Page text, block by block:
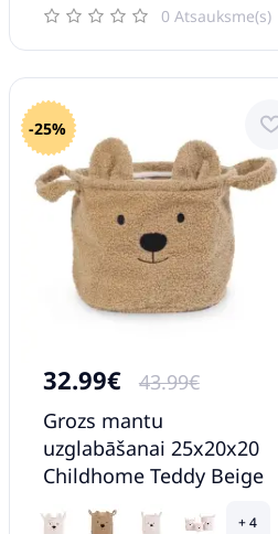
0 Atsauksme(s)
-25%
32.99€
43.99€
Grozs mantu
uzglabāšanai 25x20x20
Childhome Teddy Beige
+ 4